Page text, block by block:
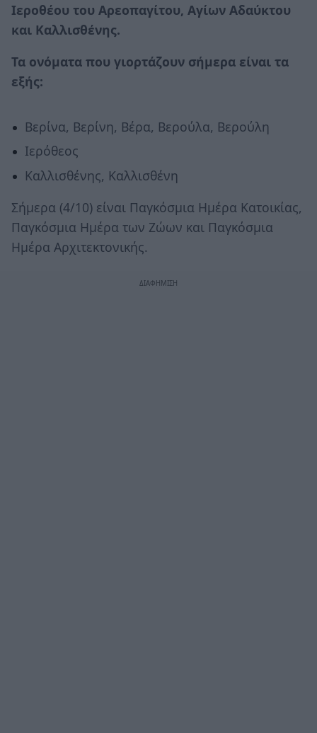
Ιεροθέου του Αρεοπαγίτου, Αγίων Αδαύκτου
και Καλλισθένης.
Τα ονόματα που γιορτάζουν σήμερα είναι τα
εξής:
Βερίνα, Βερίνη, Βέρα, Βερούλα, Βερούλη
Ιερόθεος
Καλλισθένης, Καλλισθένη
Σήμερα (4/10) είναι Παγκόσμια Ημέρα Κατοικίας,
Παγκόσμια Ημέρα των Ζώων και Παγκόσμια
Ημέρα Αρχιτεκτονικής.